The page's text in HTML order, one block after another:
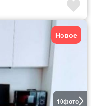
10фото
Новое